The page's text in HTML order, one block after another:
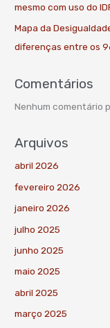
mesmo com uso do
Mapa da
diferenças entre os
Comentários
Nenhum comentário
Arquivos
abril 2026
fevereiro 2026
janeiro 2026
julho 2025
junho 2025
maio 2025
abril 2025
março 2025